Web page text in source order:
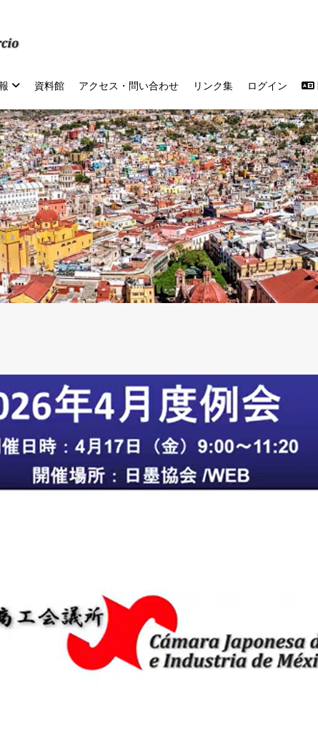
資料館 アクセス・問い合わせ リンク集 ログイン